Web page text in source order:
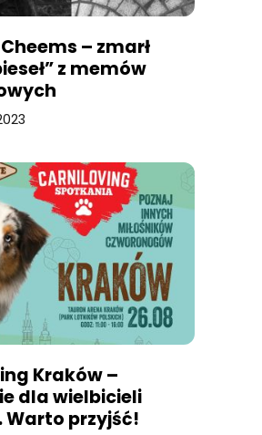
– zmarł
z memów
Kraków –
dla wielbicieli
Warto przyjść!